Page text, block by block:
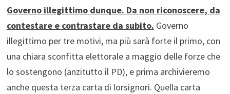
Governo illegittimo dunque. Da non riconoscere, da
contestare e contrastare da subito. Governo
illegittimo per tre motivi, ma più sarà forte il primo, con
una chiara sconfitta elettorale a maggio delle forze che
lo sostengono (anzitutto il PD), e prima archivieremo
anche questa terza carta di lorsignori. Quella carta